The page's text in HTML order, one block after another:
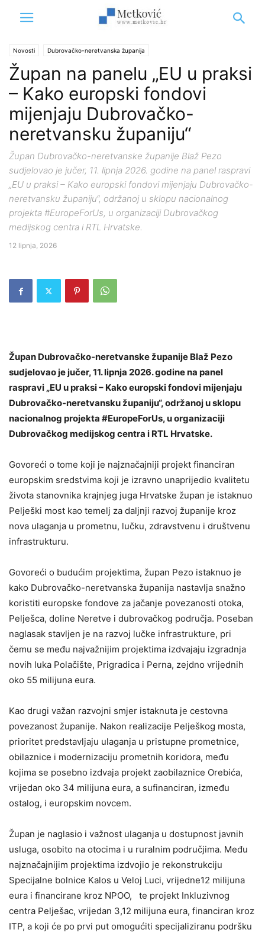
Novosti Dubrovačko-neretvanska županija
Župan na panelu „EU u praksi
– Kako europski fondovi
mijenjaju Dubrovačko-
neretvansku županiju“
Župan Dubrovačko-neretvanske županije Blaž Pezo
sudjelovao je jučer, 11. lipnja 2026. godine na panel raspravi
„EU u praksi – Kako europski fondovi mijenjaju Dubrovačko-
neretvansku županiju“, održanoj u sklopu nacionalnog
projekta #EuropeForUs, u organizaciji Dubrovačkog
medijskog centra i RTL Hrvatske.
12 lipnja, 2026
Župan Dubrovačko-neretvanske županije Blaž Pezo
sudjelovao je jučer, 11. lipnja 2026. godine na panel
raspravi „EU u praksi – Kako europski fondovi mijenjaju
Dubrovačko-neretvansku županiju“, održanoj u sklopu
nacionalnog projekta #EuropeForUs, u organizaciji
Dubrovačkog medijskog centra i RTL Hrvatske.
Govoreći o tome koji je najznačajniji projekt financiran
europskim sredstvima koji je izravno unaprijedio kvalitetu
života stanovnika krajnjeg juga Hrvatske župan je istaknuo
Pelješki most kao temelj za daljnji razvoj županije kroz
nova ulaganja u prometnu, lučku, zdravstvenu i društvenu
infrastrukturu.
Govoreći o budućim projektima, župan Pezo istaknuo je
kako Dubrovačko-neretvanska županija nastavlja snažno
koristiti europske fondove za jačanje povezanosti otoka,
Pelješca, doline Neretve i dubrovačkog područja. Poseban
naglasak stavljen je na razvoj lučke infrastrukture, pri
čemu se među najvažnijim projektima izdvajaju izgradnja
novih luka Polačište, Prigradica i Perna, zejdno vrijednih
oko 55 milijuna eura.
Kao drugi važan razvojni smjer istaknuta je cestovna
povezanost županije. Nakon realizacije Pelješkog mosta,
prioritet predstavljaju ulaganja u pristupne prometnice,
obilaznice i modernizaciju prometnih koridora, među
kojima se posebno izdvaja projekt zaobilaznice Orebića,
vrijedan oko 34 milijuna eura, a sufinanciran, između
ostalog, i europskim novcem.
Župan je naglasio i važnost ulaganja u dostupnost javnih
usluga, osobito na otocima i u ruralnim područjima. Među
najznačajnijim projektima izdvojio je rekonstrukciju
Specijalne bolnice Kalos u Veloj Luci, vrijedne12 milijuna
eura i financirane kroz NPOO, te projekt Inkluzivnog
centra Pelješac, vrijedan 3,12 milijuna eura, financiran kroz
ITP, a koji će po prvi put omogućiti specijaliziranu podršku